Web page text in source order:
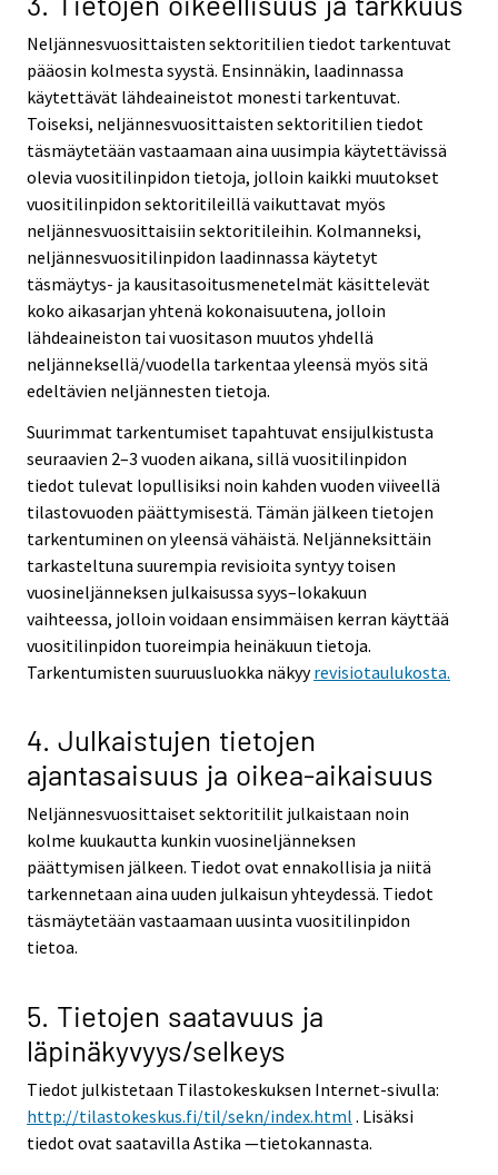
Neljännesvuosittaisten sektoritilien tiedot tarkentuvat
pääosin kolmesta syystä. Ensinnäkin, laadinnassa
käytettävät lähdeaineistot monesti tarkentuvat.
Toiseksi, neljännesvuosittaisten sektoritilien tiedot
täsmäytetään vastaamaan aina uusimpia käytettävissä
olevia vuositilinpidon tietoja, jolloin kaikki muutokset
vuositilinpidon sektoritileillä vaikuttavat myös
neljännesvuosittaisiin sektoritileihin. Kolmanneksi,
neljännesvuositilinpidon laadinnassa käytetyt
täsmäytys- ja kausitasoitusmenetelmät käsittelevät
koko aikasarjan yhtenä kokonaisuutena, jolloin
lähdeaineiston tai vuositason muutos yhdellä
neljänneksellä/vuodella tarkentaa yleensä myös sitä
edeltävien neljännesten tietoja.
Suurimmat tarkentumiset tapahtuvat ensijulkistusta
seuraavien 2–3 vuoden aikana, sillä vuositilinpidon
tiedot tulevat lopullisiksi noin kahden vuoden viiveellä
tilastovuoden päättymisestä. Tämän jälkeen tietojen
tarkentuminen on yleensä vähäistä. Neljänneksittäin
tarkasteltuna suurempia revisioita syntyy toisen
vuosineljänneksen julkaisussa syys–lokakuun
vaihteessa, jolloin voidaan ensimmäisen kerran käyttää
vuositilinpidon tuoreimpia heinäkuun tietoja.
Tarkentumisten suuruusluokka näkyyrevisiotaulukosta.
4. Julkaistujen tietojen
ajantasaisuus ja oikea-aikaisuus
Neljännesvuosittaiset sektoritilit julkaistaan noin
kolme kuukautta kunkin vuosineljänneksen
päättymisen jälkeen. Tiedot ovat ennakollisia ja niitä
tarkennetaan aina uuden julkaisun yhteydessä. Tiedot
täsmäytetään vastaamaan uusinta vuositilinpidon
tietoa.
5. Tietojen saatavuus ja
läpinäkyvyys/selkeys
Tiedot julkistetaan Tilastokeskuksen Internet-sivulla:
http://tilastokeskus.fi/til/sekn/index.html . Lisäksi
tiedot ovat saatavilla Astika —tietokannasta.